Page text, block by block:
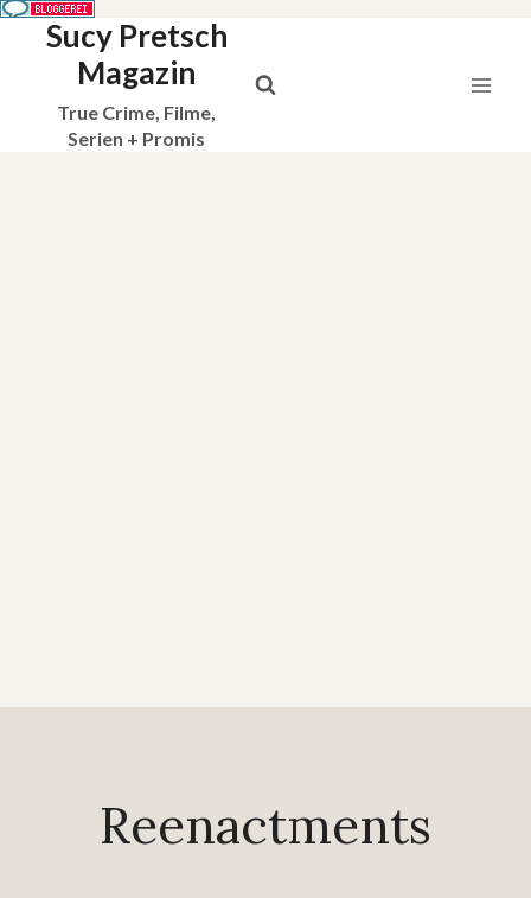
Sucy Pretsch
Magazin
True Crime, Filme,
Serien + Promis
Reenactments